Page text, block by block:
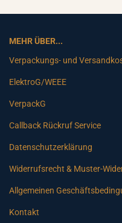
MEHR ÜBER...
Verpackungs- und
ElektroG/WEEE
VerpackG
Callback Rückruf Service
Datenschutzerklärung
Widerrufsrecht & Muster-
Allgemeinen
Kontakt